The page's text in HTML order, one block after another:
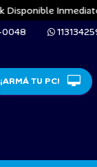
Inmediato
0048
¡ARMÁ TU PC!